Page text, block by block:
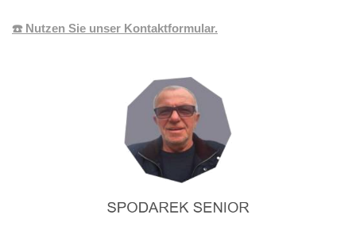
☎️ Nutzen Sie unser Kontaktformular.